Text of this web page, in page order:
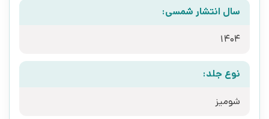
سال انتشار شمسی:
1404
نوع جلد:
شومیز